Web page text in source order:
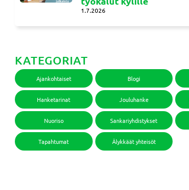
1.7.2026
KATEGORIAT
Ajankohtaiset Blogi
Hanketarinat Jouluhanke
Nuoriso Sankariyhdistykset
Tapahtumat Älykkäät yhteisöt